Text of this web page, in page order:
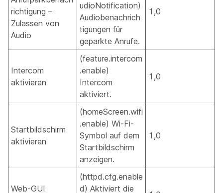
richtigung –
Zulassen von
Audio
udioNotification)
Audiobenachrich
tigungen für
geparkte Anrufe.
1,0
Intercom
aktivieren
(feature.intercom
.enable)
Intercom
aktiviert.
1,0
Startbildschirm
aktivieren
(homeScreen.wifi
.enable) Wi-Fi-
Symbol auf dem
Startbildschirm
anzeigen.
1,0
Web-GUI
(httpd.cfg.enable
d) Aktiviert die